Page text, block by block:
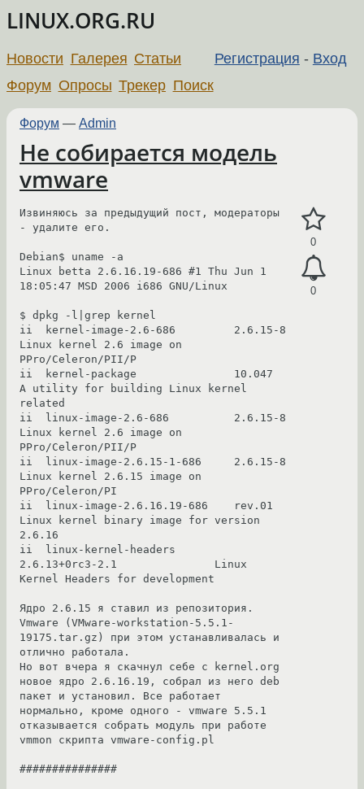
LINUX.ORG.RU
Регистрация - Вход
Новости Галерея Статьи
Форум Опросы Трекер Поиск
Форум — Admin
Не собирается модель
vmware
0
0
Извиняюсь за предыдущий пост, модераторы
- удалите его.
Debian$ uname -a
Linux betta 2.6.16.19-686 #1 Thu Jun 1
18:05:47 MSD 2006 i686 GNU/Linux
$ dpkg -l|grep kernel
ii  kernel-image-2.6-686         2.6.15-8
Linux kernel 2.6 image on
PPro/Celeron/PII/P
ii  kernel-package               10.047
A utility for building Linux kernel
related
ii  linux-image-2.6-686          2.6.15-8
Linux kernel 2.6 image on
PPro/Celeron/PII/P
ii  linux-image-2.6.15-1-686     2.6.15-8
Linux kernel 2.6.15 image on
PPro/Celeron/PI
ii  linux-image-2.6.16.19-686    rev.01
Linux kernel binary image for version
2.6.16
ii  linux-kernel-headers
2.6.13+0rc3-2.1               Linux
Kernel Headers for development
Ядро 2.6.15 я ставил из репозитория.
Vmware (VMware-workstation-5.5.1-
19175.tar.gz) при этом устанавливалась и
отлично работала.
Но вот вчера я скачнул себе с kernel.org
новое ядро 2.6.16.19, собрал из него deb
пакет и установил. Все работает
нормально, кроме одного - vmware 5.5.1
отказывается собрать модуль при работе
vmmon скрипта vmware-config.pl
###############